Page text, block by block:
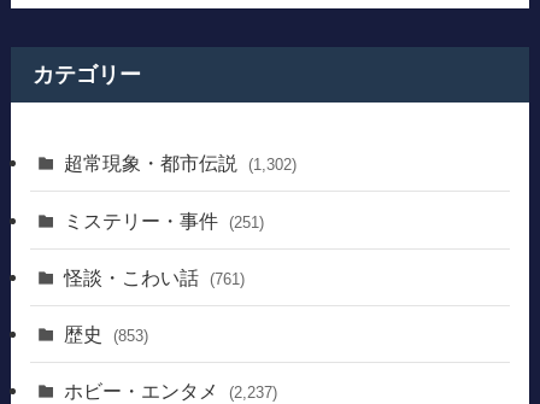
カテゴリー
超常現象・都市伝説 (1,302)
ミステリー・事件 (251)
怪談・こわい話 (761)
歴史 (853)
ホビー・エンタメ (2,237)